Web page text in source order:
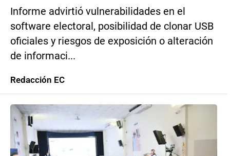
Informe advirtió vulnerabilidades en el
software electoral, posibilidad de clonar USB
oficiales y riesgos de exposición o alteración
de informaci...
Redacción EC